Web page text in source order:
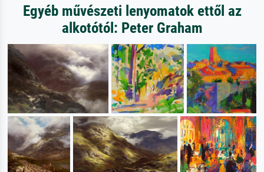
Egyéb művészeti lenyomatok ettől az
alkotótól: Peter Graham